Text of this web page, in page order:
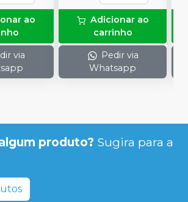
ao
via
Adicionar ao
carrinho
Pedir via
Whatsapp
produto? Sugira para a